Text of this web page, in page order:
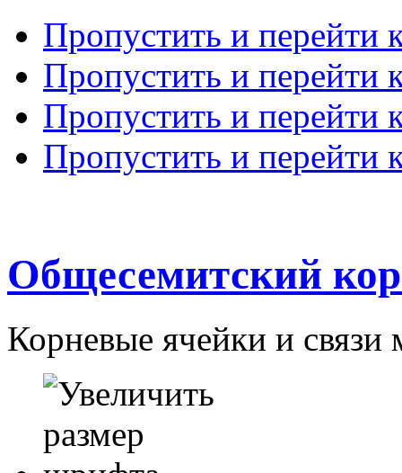
Пропустить и перейти
Пропустить и перейти
Пропустить и перейти
Пропустить и перейти
Общесемитский
Корневые ячейки и